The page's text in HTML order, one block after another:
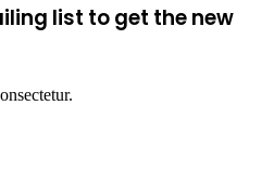
list to get the new